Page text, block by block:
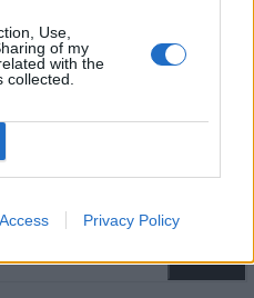
Use,
of my
with the
Privacy Policy
ein
E-
Mail:*
eingegeben!
ein
Suche